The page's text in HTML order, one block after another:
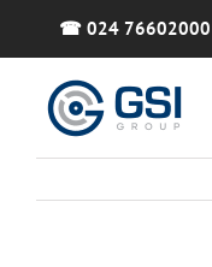
☎ 024 76602000